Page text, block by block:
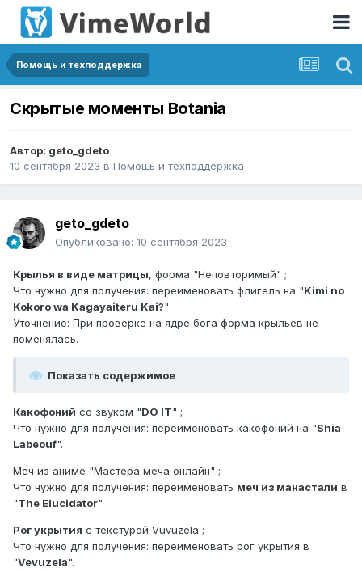
Помощь и техподдержка
Скрытые моменты Botania
Автор: geto_gdeto
10 сентября 2023 в Помощь и техподдержка
geto_gdeto
Опубликовано: 10 сентября 2023
Крылья в виде матрицы, форма "Неповторимый" ;
Что нужно для получения: переименовать флигель на "Kimi no
Kokoro wa Kagayaiteru Kai?"
Уточнение: При проверке на ядре бога форма крыльев не
поменялась.
Показать содержимое
Какофоний со звуком "DO IT" ;
Что нужно для получения: переименовать какофоний на "Shia
Labeouf".
Меч из аниме "Мастера меча онлайн" ;
Что нужно для получения: переименовать меч из манастали в
"The Elucidator".
Рог укрытия с текстурой Vuvuzela ;
Что нужно для получения: переименовать рог укрытия в
"Vevuzela".